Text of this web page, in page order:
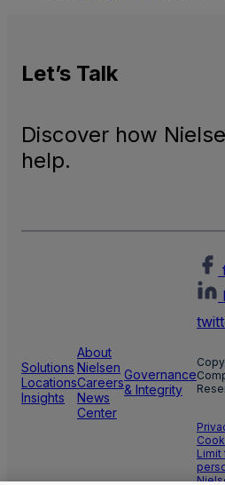
Let’s Talk
Discover how
help.
Solutions
Locations
Insights
About
Nielsen
Careers
News
Center
Governance
& Integrity
Limit